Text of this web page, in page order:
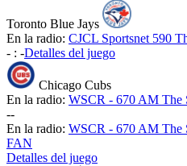
Toronto Blue Jays
En la radio: CJCL Sportsnet 590
- : -Detalles del juego
Chicago Cubs
En la radio: WSCR - 670 AM The
--
En la radio: WSCR - 670 AM The
FAN
Detalles del juego